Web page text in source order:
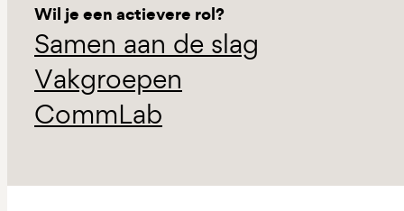
Wil je een actievere rol?
Samen aan de slag
Vakgroepen
CommLab